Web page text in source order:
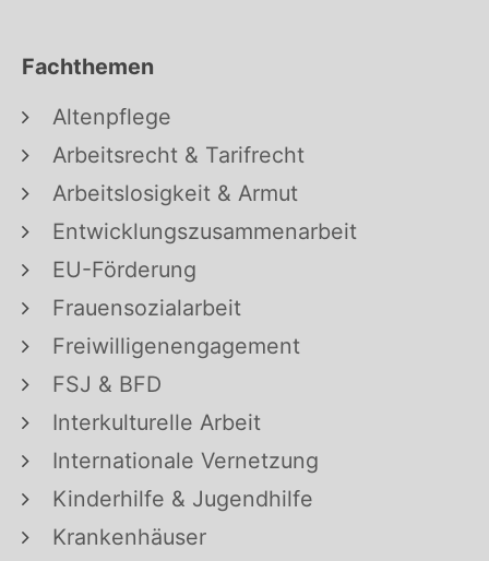
Fachthemen
Altenpflege
Arbeitsrecht & Tarifrecht
Arbeitslosigkeit & Armut
Entwicklungszusammenarbeit
EU-Förderung
Frauensozialarbeit
Freiwilligenengagement
FSJ & BFD
Interkulturelle Arbeit
Internationale Vernetzung
Kinderhilfe & Jugendhilfe
Krankenhäuser